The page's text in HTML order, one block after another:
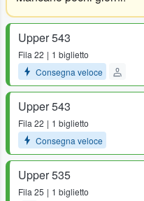
Upper 543
Fila 22
1 biglietto
Consegna veloce
Upper 543
Fila 22
1 biglietto
Consegna veloce
Upper 535
Fila 25 1 biglietto